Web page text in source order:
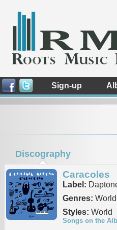
Sign-up
Discography
Caracoles
Label:
Genres: World
Styles: World
Songs on the